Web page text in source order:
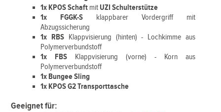
1x KPOS Schaft mit UZI Schulterstütze
1x FGGK-S klappbarer Vordergriff mit
Abzugssicherung
1x RBS Klappvisierung (hinten) - Lochkimme aus
Polymerverbundstoff
1x FBS Klappvisierung (vorne) - Korn aus
Polymerverbundstoff
1x Bungee Sling
1x KPOS G2 Transporttasche
Geeignet für: